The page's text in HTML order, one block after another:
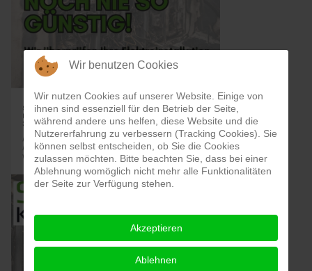
Wir benutzen Cookies
Wir nutzen Cookies auf unserer Website. Einige von
ihnen sind essenziell für den Betrieb der Seite,
während andere uns helfen, diese Website und die
Nutzererfahrung zu verbessern (Tracking Cookies). Sie
können selbst entscheiden, ob Sie die Cookies
zulassen möchten. Bitte beachten Sie, dass bei einer
Ablehnung womöglich nicht mehr alle Funktionalitäten
der Seite zur Verfügung stehen.
Akzeptieren
Ablehnen